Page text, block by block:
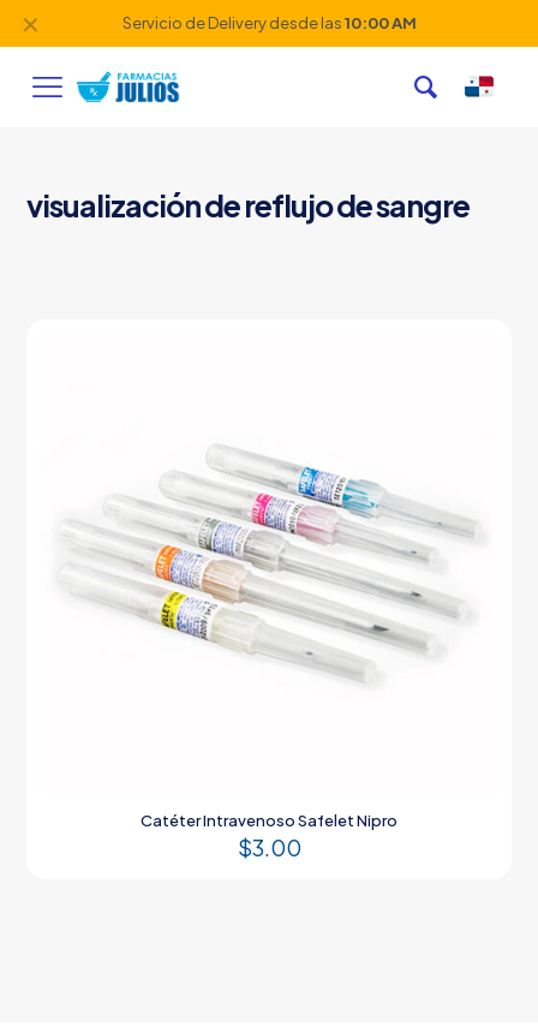
Servicio de Delivery desde las10:00 AM
✕
visualización de reflujo de sangre
Catéter Intravenoso Safelet Nipro
$3.00